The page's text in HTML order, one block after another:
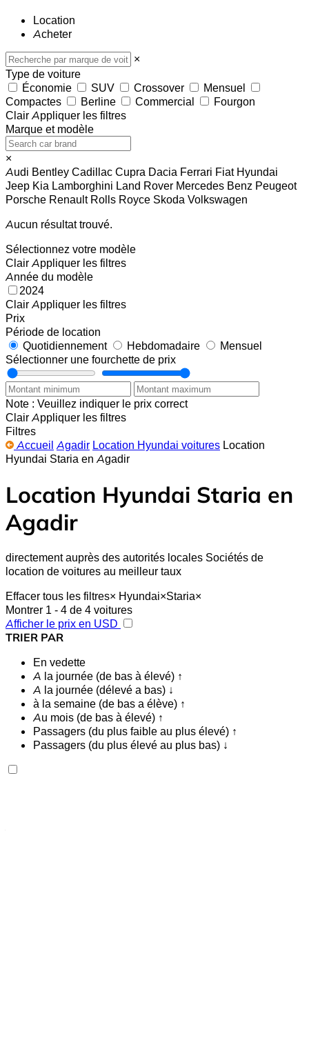
Location
Acheter
×
Type de voiture
Économie
SUV Crossover
Mensuel
Compactes
Berline Commercial
Fourgon
Clair Appliquer les filtres
Marque et modèle
×
Audi Bentley Cadillac Cupra Dacia Ferrari Fiat Hyundai
Jeep Kia Lamborghini Land Rover Mercedes Benz Peugeot
Porsche Renault Rolls Royce Skoda Volkswagen
Aucun résultat trouvé.
Sélectionnez votre modèle
Clair Appliquer les filtres
Année du modèle
2024
Clair Appliquer les filtres
Prix
Période de location
Quotidiennement
Hebdomadaire
Mensuel
Sélectionner une fourchette de prix
Note : Veuillez indiquer le prix correct
Clair Appliquer les filtres
Filtres
Accueil Agadir Location Hyundai voitures Location
Hyundai Staria en Agadir
Location Hyundai Staria en
Agadir
directement auprès des autorités locales Sociétés de
location de voitures au meilleur taux
Effacer tous les filtres× Hyundai×Staria×
Montrer 1 - 4 de 4 voitures
Afficher le prix en USD
TRIER PAR
En vedette
A la journée (de bas à élevé) ↑
A la journée (délevé a bas) ↓
à la semaine (de bas a élève) ↑
Au mois (de bas à élevé) ↑
Passagers (du plus faible au plus élevé) ↑
Passagers (du plus élevé au plus bas) ↓